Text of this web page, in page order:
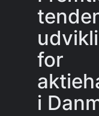
for
i